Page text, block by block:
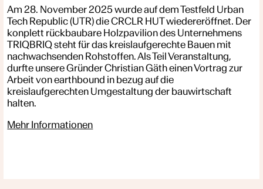
Am 28. November 2025 wurde auf dem Testfeld Urban
Tech Republic (UTR) die CRCLR HUT wiedereröffnet. Der
konplett rückbaubare Holzpavilion des Unternehmens
TRIQBRIQ steht für das kreislaufgerechte Bauen mit
nachwachsenden Rohstoffen. Als Teil Veranstaltung,
durfte unsere Gründer Christian Gäth einen Vortrag zur
Arbeit von earthbound in bezug auf die
kreislaufgerechten Umgestaltung der bauwirtschaft
halten.
Mehr Informationen